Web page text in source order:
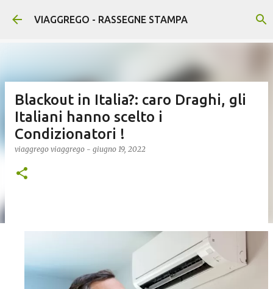
Passa ai contenuti principali
VIAGGREGO - RASSEGNE STAMPA
Blackout in Italia?: caro Draghi, gli
Italiani hanno scelto i
Condizionatori !
viaggrego viaggrego - giugno 19, 2022